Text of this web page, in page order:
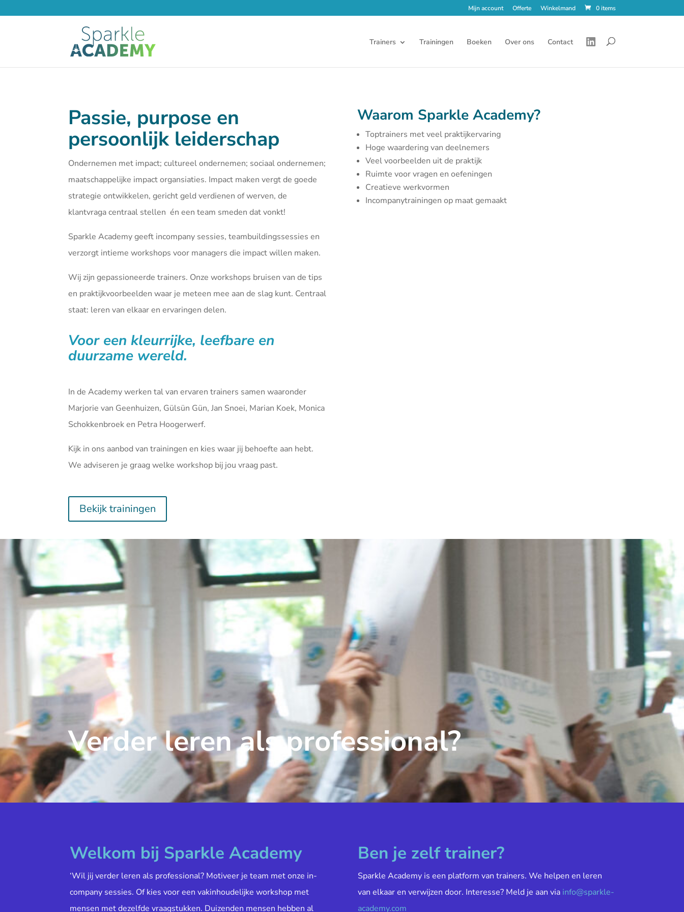
Mijn account Offerte Winkelmand 0 items
Trainers Trainingen Boeken Over ons Contact
Passie, purpose en
persoonlijk leiderschap
Ondernemen met impact; cultureel ondernemen; sociaal ondernemen;
maatschappelijke impact organsiaties. Impact maken vergt de goede
strategie ontwikkelen, gericht geld verdienen of werven, de
klantvraga centraal stellen én een team smeden dat vonkt!
Sparkle Academy geeft incompany sessies, teambuildingssessies en
verzorgt intieme workshops voor managers die impact willen maken.
Wij zijn gepassioneerde trainers. Onze workshops bruisen van de tips
en praktijkvoorbeelden waar je meteen mee aan de slag kunt. Centraal
staat: leren van elkaar en ervaringen delen.
Voor een kleurrijke, leefbare en
duurzame wereld.
In de Academy werken tal van ervaren trainers samen waaronder
Marjorie van Geenhuizen, Gülsün Gün, Jan Snoei, Marian Koek, Monica
Schokkenbroek en Petra Hoogerwerf.
Kijk in ons aanbod vantrainingen en kies waar jij behoefte aan hebt.
We adviseren je graag welke workshop bij jou vraag past.
Bekijk trainingen
Waarom Sparkle Academy?
Toptrainers met veel praktijkervaring
Hoge waardering van deelnemers
Veel voorbeelden uit de praktijk
Ruimte voor vragen en oefeningen
Creatieve werkvormen
Incompanytrainingen op maat gemaakt
Verder leren als professional?
Welkom bij Sparkle Academy
‘Wil jij verder leren als professional? Motiveer je team met onze in-
company sessies. Of kies voor een vakinhoudelijke workshop met
mensen met dezelfde vraagstukken. Duizenden mensen hebben al
Ben je zelf trainer?
Sparkle Academy is een platform van trainers. We helpen en leren
van elkaar en verwijzen door. Interesse? Meld je aan via info@sparkle-
academy.com